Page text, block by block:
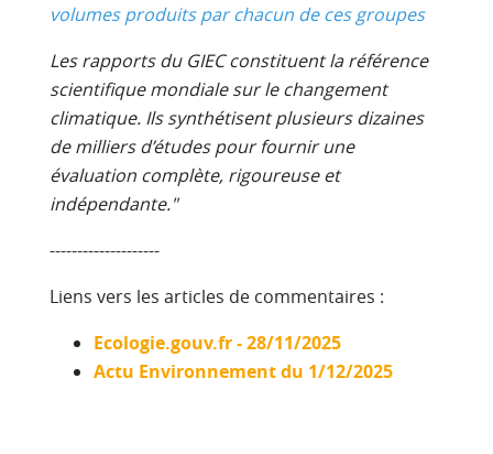
volumes produits par chacun de ces groupes
Les rapports du GIEC constituent la référence
scientifique mondiale sur le changement
climatique. Ils synthétisent plusieurs dizaines
de milliers d’études pour fournir une
évaluation complète, rigoureuse et
indépendante."
--------------------
Liens vers les articles de commentaires :
Ecologie.gouv.fr - 28/11/2025
Actu Environnement du 1/12/2025